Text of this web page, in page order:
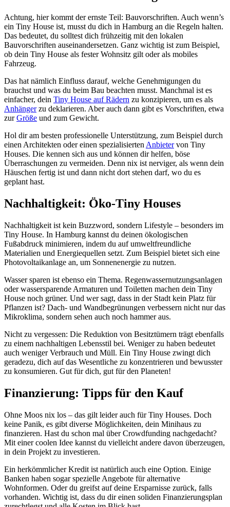
Achtung, hier kommt der ernste Teil: Bauvorschriften. Auch wenn’s
ein Tiny House ist, musst du dich in Hamburg an die Regeln halten.
Das bedeutet, du solltest dich frühzeitig mit den lokalen
Bauvorschriften auseinandersetzen. Ganz wichtig ist zum Beispiel,
ob dein Tiny House als fester Wohnsitz gilt oder als mobiles
Fahrzeug.
Das hat nämlich Einfluss darauf, welche Genehmigungen du
brauchst und was du beim Bau beachten musst. Manchmal ist es
einfacher, dein Tiny House auf Rädern zu konzipieren, um es als
Anhängerzu deklarieren. Aber auch dann gibt es Vorschriften, etwa
zurGröße und zum Gewicht.
Hol dir am besten professionelle Unterstützung, zum Beispiel durch
einen Architekten oder einen spezialisierten Anbietervon Tiny
Houses. Die kennen sich aus und können dir helfen, böse
Überraschungen zu vermeiden. Denn nix ist nerviger, als wenn dein
Häuschen fertig ist und dann nicht dort stehen darf, wo du es
geplant hast.
Nachhaltigkeit: Öko-Tiny Houses
Nachhaltigkeit ist kein Buzzword, sondern Lifestyle – besonders im
Tiny House. In Hamburg kannst du deinen ökologischen
Fußabdruck minimieren, indem du auf umweltfreundliche
Materialien und Energiequellen setzt. Zum Beispiel bietet sich eine
Photovoltaikanlage an, um Sonnenenergie zu nutzen.
Wasser sparen ist ebenso ein Thema. Regenwassernutzungsanlagen
oder wassersparende Armaturen und Toiletten machen dein Tiny
House noch grüner. Und wer sagt, dass in der Stadt kein Platz für
Pflanzen ist? Dach- und Wandbegrünungen verbessern nicht nur das
Mikroklima, sondern sehen auch noch hammer aus.
Nicht zu vergessen: Die Reduktion von Besitztümern trägt ebenfalls
zu einem nachhaltigen Lebensstil bei. Weniger zu haben bedeutet
auch weniger Verbrauch und Müll. Ein Tiny House zwingt dich
geradezu, dich auf das Wesentliche zu konzentrieren und bewusster
zu konsumieren. Gut für dich, gut für den Planeten!
Finanzierung: Tipps für den Kauf
Ohne Moos nix los – das gilt leider auch für Tiny Houses. Doch
keine Panik, es gibt diverse Möglichkeiten, dein Minihaus zu
finanzieren. Hast du schon mal über Crowdfunding nachgedacht?
Mit einer coolen Idee kannst du vielleicht andere davon überzeugen,
in dein Projekt zu investieren.
Ein herkömmlicher Kredit ist natürlich auch eine Option. Einige
Banken haben sogar spezielle Angebote für alternative
Wohnformen. Oder du greifst auf deine Ersparnisse zurück, falls
vorhanden. Wichtig ist, dass du dir einen soliden Finanzierungsplan